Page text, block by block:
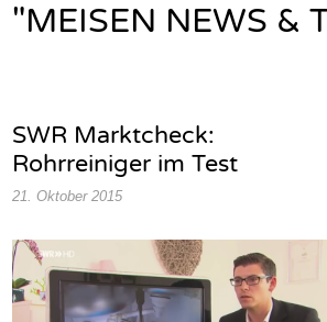
"MEISEN NEWS &
SWR Marktcheck:
Rohrreiniger im Test
21. Oktober 2015